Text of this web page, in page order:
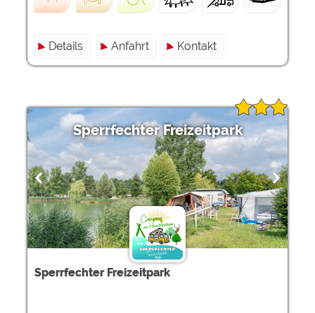
Details Anfahrt Kontakt
Sperrfechter Freizeitpark
Sperrfechter Freizeitpark